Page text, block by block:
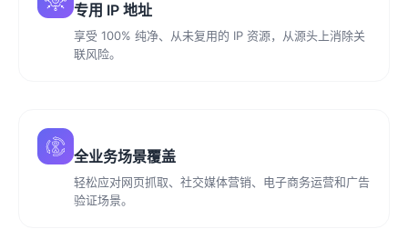
专用 IP 地址
享受 100% 纯净、从未复用的 IP 资源，从源头上消除关
联风险。
全业务场景覆盖
轻松应对网页抓取、社交媒体营销、电子商务运营和广告
验证场景。